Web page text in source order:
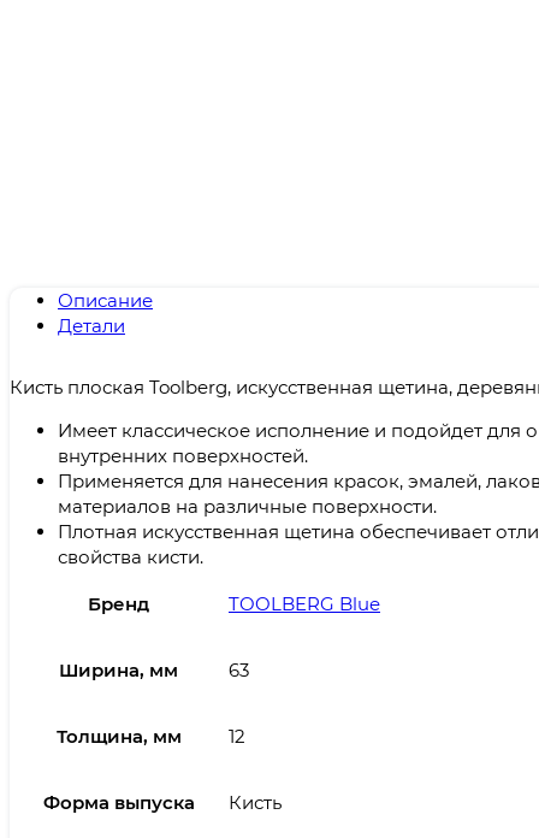
Описание
Детали
Кисть плоская Toolberg, искусственная щетина,
Имеет классическое исполнение и подойдет
внутренних поверхностей.
Применяется для нанесения красок, эмалей,
материалов на различные поверхности.
Плотная искусственная щетина обеспечивает
свойства кисти.
Бренд TOOLBERG Blue
Ширина, мм 63
Толщина, мм 12
Форма выпуска Кисть